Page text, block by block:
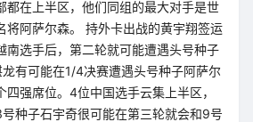
都在上半区，他们同组的最大对手是世
将阿萨尔森。 持外卡出战的黄宇翔签运
南选手后，第二轮就可能遭遇头号种子
有可能在1/4决赛遭遇头号种子阿萨尔
强席位。4位中国选手云集上半区，
种子石宇奇很可能在第三轮就会和9号